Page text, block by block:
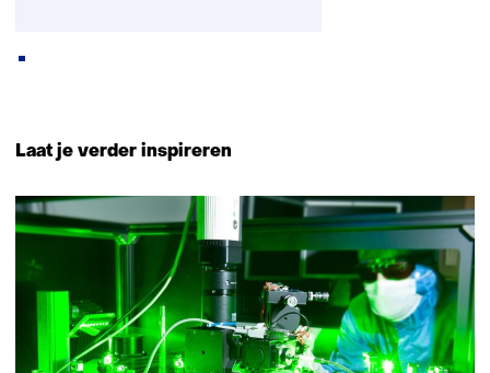
(Neem
contact
met
ons
op)
Laat je verder inspireren
125
resultaten,
getoond
1
t/m
5